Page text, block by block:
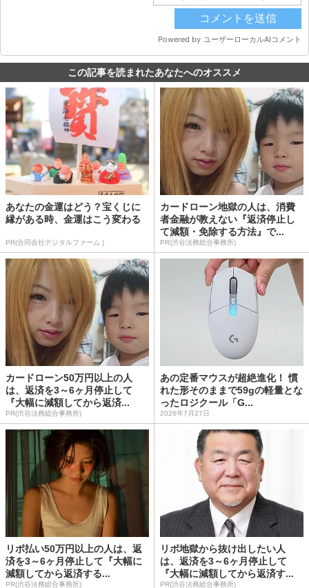
この記事を読まれたあなたへのオススメ
あなたの金運はどう？宝くじに
縁がある時、金運はこう変わる
PR(合同会社デジタルファーム )
カードローン地獄の人は、消費
者金融が教えない『返済停止し
て減額・免除する方法』で...
PR(渋谷法務総合事務所)
カードローン50万円以上の人
は、返済を3～6ヶ月停止して
『大幅に減額してから返済...
PR(渋谷法務総合事務所)
あの定番マウスが超絶進化！ 慣
れた形そのままで59gの軽量とな
ったロジクール「G...
2026年7月27日
リボ払い50万円以上の人は、返
済を3～6ヶ月停止して『大幅に
減額してから返済する...
PR(渋谷法務総合事務所)
リボ地獄から抜け出したい人
は、返済を3～6ヶ月停止して
『大幅に減額してから返済す...
PR(渋谷法務総合事務所)